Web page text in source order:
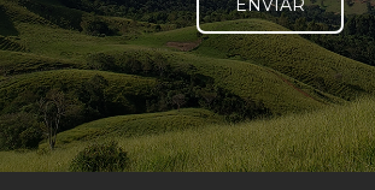
ENVIAR